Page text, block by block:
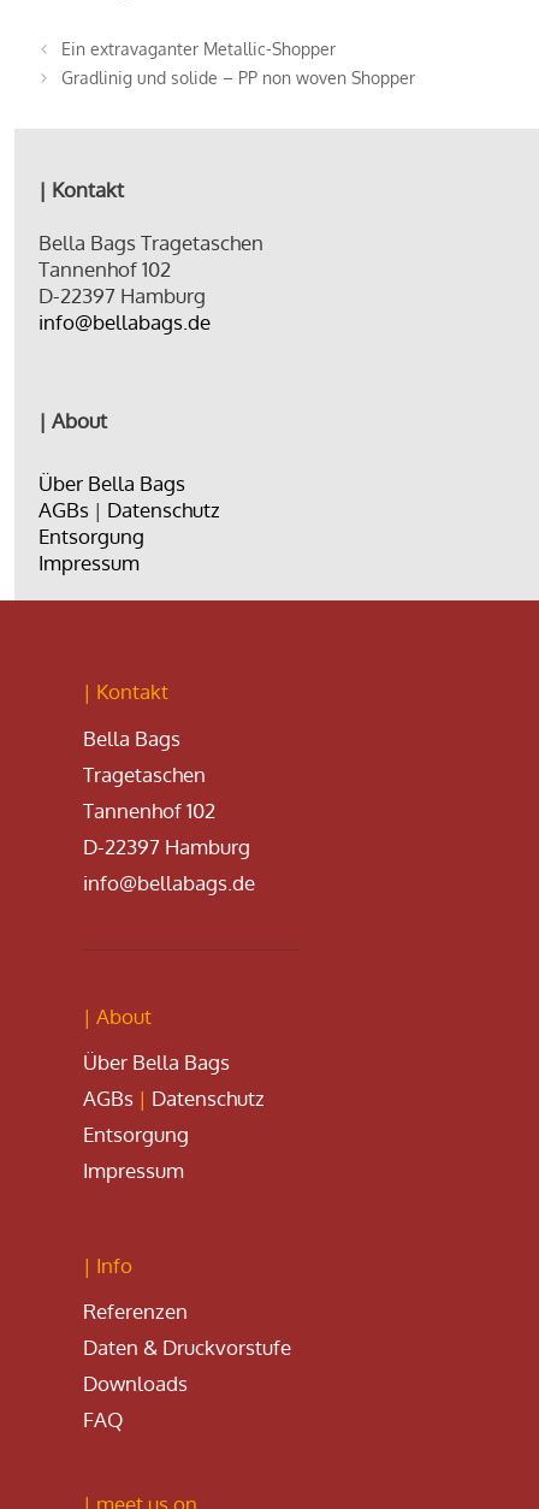
Ein extravaganter Metallic-Shopper
Gradlinig und solide – PP non woven Shopper
| Kontakt
Bella Bags Tragetaschen
Tannenhof 102
D-22397 Hamburg
info@bellabags.de
| About
Über Bella Bags
AGBs | Datenschutz
Entsorgung
Impressum
| Kontakt
Bella Bags
Tragetaschen
Tannenhof 102
D-22397 Hamburg
info@bellabags.de
| About
Über Bella Bags
AGBs | Datenschutz
Entsorgung
Impressum
| Info
Referenzen
Daten & Druckvorstufe
Downloads
FAQ
| meet us on